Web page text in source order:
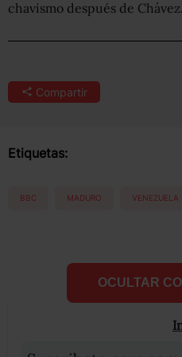
chavismo después de Chávez.
Compartir
Etiquetas:
BBC MADURO VENEZUELA
OCULTAR